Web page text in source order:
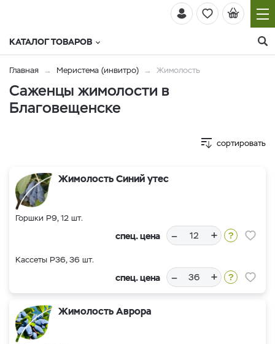
КАТАЛОГ ТОВАРОВ
Главная Меристема (инвитро) Жимолость
Саженцы жимолости в
Благовещенске
сортировать
Жимолость Синий утес
Горшки Р9, 12 шт.
спец. цена – +
Кассеты Р36, 36 шт.
спец. цена – +
Жимолость Аврора